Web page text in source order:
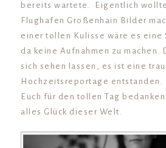
bereits wartete. Eigentlich
Flughafen Großenhain Bilder
einer tollen Kulisse wäre es eine
da keine Aufnahmen zu machen.
sich sehen lassen, es ist eine
Hochzeitsreportage entstanden.
Euch für den tollen Tag
alles Glück dieser Welt.